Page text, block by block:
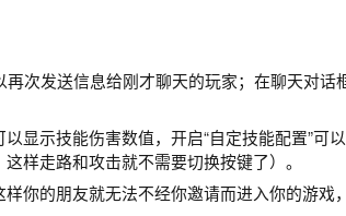
次发送信息给刚才聊天的玩家；在聊天对话
以显示技能伤害数值，开启“自定技能配置”可
样走路和攻击就不需要切换按键了）。
样你的朋友就无法不经你邀请而进入你的游戏